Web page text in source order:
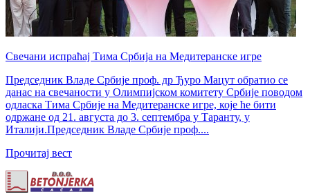
Свечани испраћај Тима Србија на Медитеранске игре
Председник Владе Србије проф. др Ђуро Мацут обратио се
данас на свечаности у Олимпијском комитету Србије поводом
одласка Тима Србије на Медитеранске игре, које ће бити
одржане од 21. августа до 3. септембра у Таранту, у
Италији.Председник Владе Србије проф....
Прочитај вест